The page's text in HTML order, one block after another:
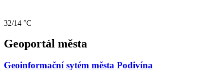
32/14 °C
Geoportál města
Geoinformační sytém města Podivína